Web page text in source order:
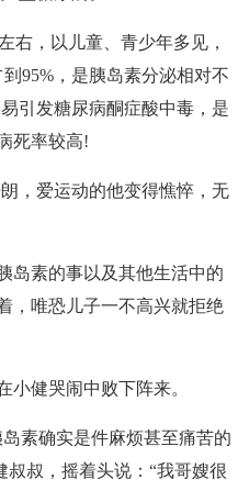
，以儿童、青少年多见，
95%，是胰岛素分泌相对不
引发糖尿病酮症酸中毒，是
死率较高!
，爱运动的他变得憔悴，无
素的事以及其他生活中的
，唯恐儿子一不高兴就拒绝
健哭闹中败下阵来。
素确实是件麻烦甚至痛苦的
叔，摇着头说：“我哥嫂很